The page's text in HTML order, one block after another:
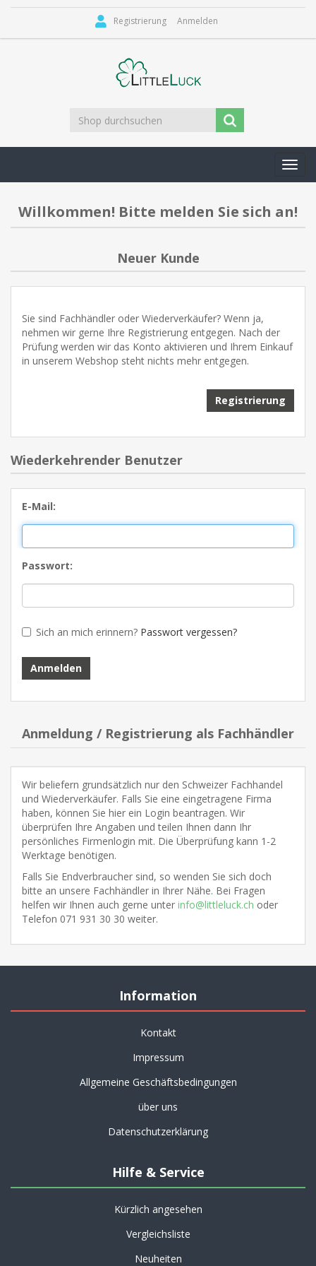
Registrierung Anmelden
Willkommen! Bitte melden Sie sich an!
Neuer Kunde
Sie sind Fachhändler oder Wiederverkäufer? Wenn ja,
nehmen wir gerne Ihre Registrierung entgegen. Nach der
Prüfung werden wir das Konto aktivieren und Ihrem Einkauf
in unserem Webshop steht nichts mehr entgegen.
Wiederkehrender Benutzer
E-Mail:
Passwort:
Sich an mich erinnern? Passwort vergessen?
Anmeldung / Registrierung als Fachhändler
Wir beliefern grundsätzlich nur den Schweizer Fachhandel
und Wiederverkäufer. Falls Sie eine eingetragene Firma
haben, können Sie hier ein Login beantragen. Wir
überprüfen Ihre Angaben und teilen Ihnen dann Ihr
persönliches Firmenlogin mit. Die Überprüfung kann 1-2
Werktage benötigen.
Falls Sie Endverbraucher sind, so wenden Sie sich doch
bitte an unsere Fachhändler in Ihrer Nähe. Bei Fragen
helfen wir Ihnen auch gerne unter info@littleluck.ch oder
Telefon 071 931 30 30 weiter.
Information
Kontakt
Impressum
Allgemeine Geschäftsbedingungen
über uns
Datenschutzerklärung
Hilfe & Service
Kürzlich angesehen
Vergleichsliste
Neuheiten